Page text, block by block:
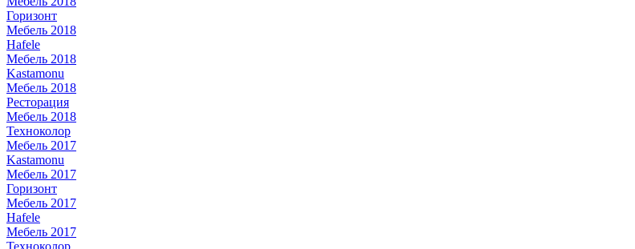
Горизонт
Мебель 2018
Hafele
Мебель 2018
Kastamonu
Мебель 2018
Ресторация
Мебель 2018
Техноколор
Мебель 2017
Kastamonu
Мебель 2017
Горизонт
Мебель 2017
Hafele
Мебель 2017